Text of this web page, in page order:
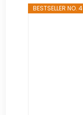
BESTSELLER NO. 4